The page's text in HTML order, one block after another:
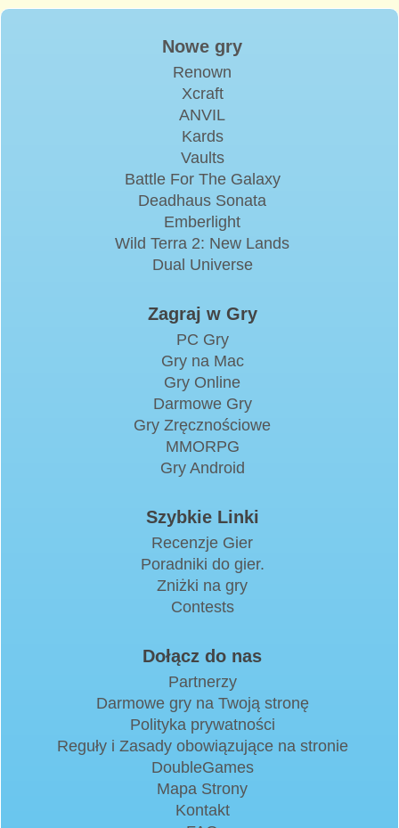
Nowe gry
Renown
Xcraft
ANVIL
Kards
Vaults
Battle For The Galaxy
Deadhaus Sonata
Emberlight
Wild Terra 2: New Lands
Dual Universe
Zagraj w Gry
PC Gry
Gry na Mac
Gry Online
Darmowe Gry
Gry Zręcznościowe
MMORPG
Gry Android
Szybkie Linki
Recenzje Gier
Poradniki do gier.
Zniżki na gry
Contests
Dołącz do nas
Partnerzy
Darmowe gry na Twoją stronę
Polityka prywatności
Reguły i Zasady obowiązujące na stronie
DoubleGames
Mapa Strony
Kontakt